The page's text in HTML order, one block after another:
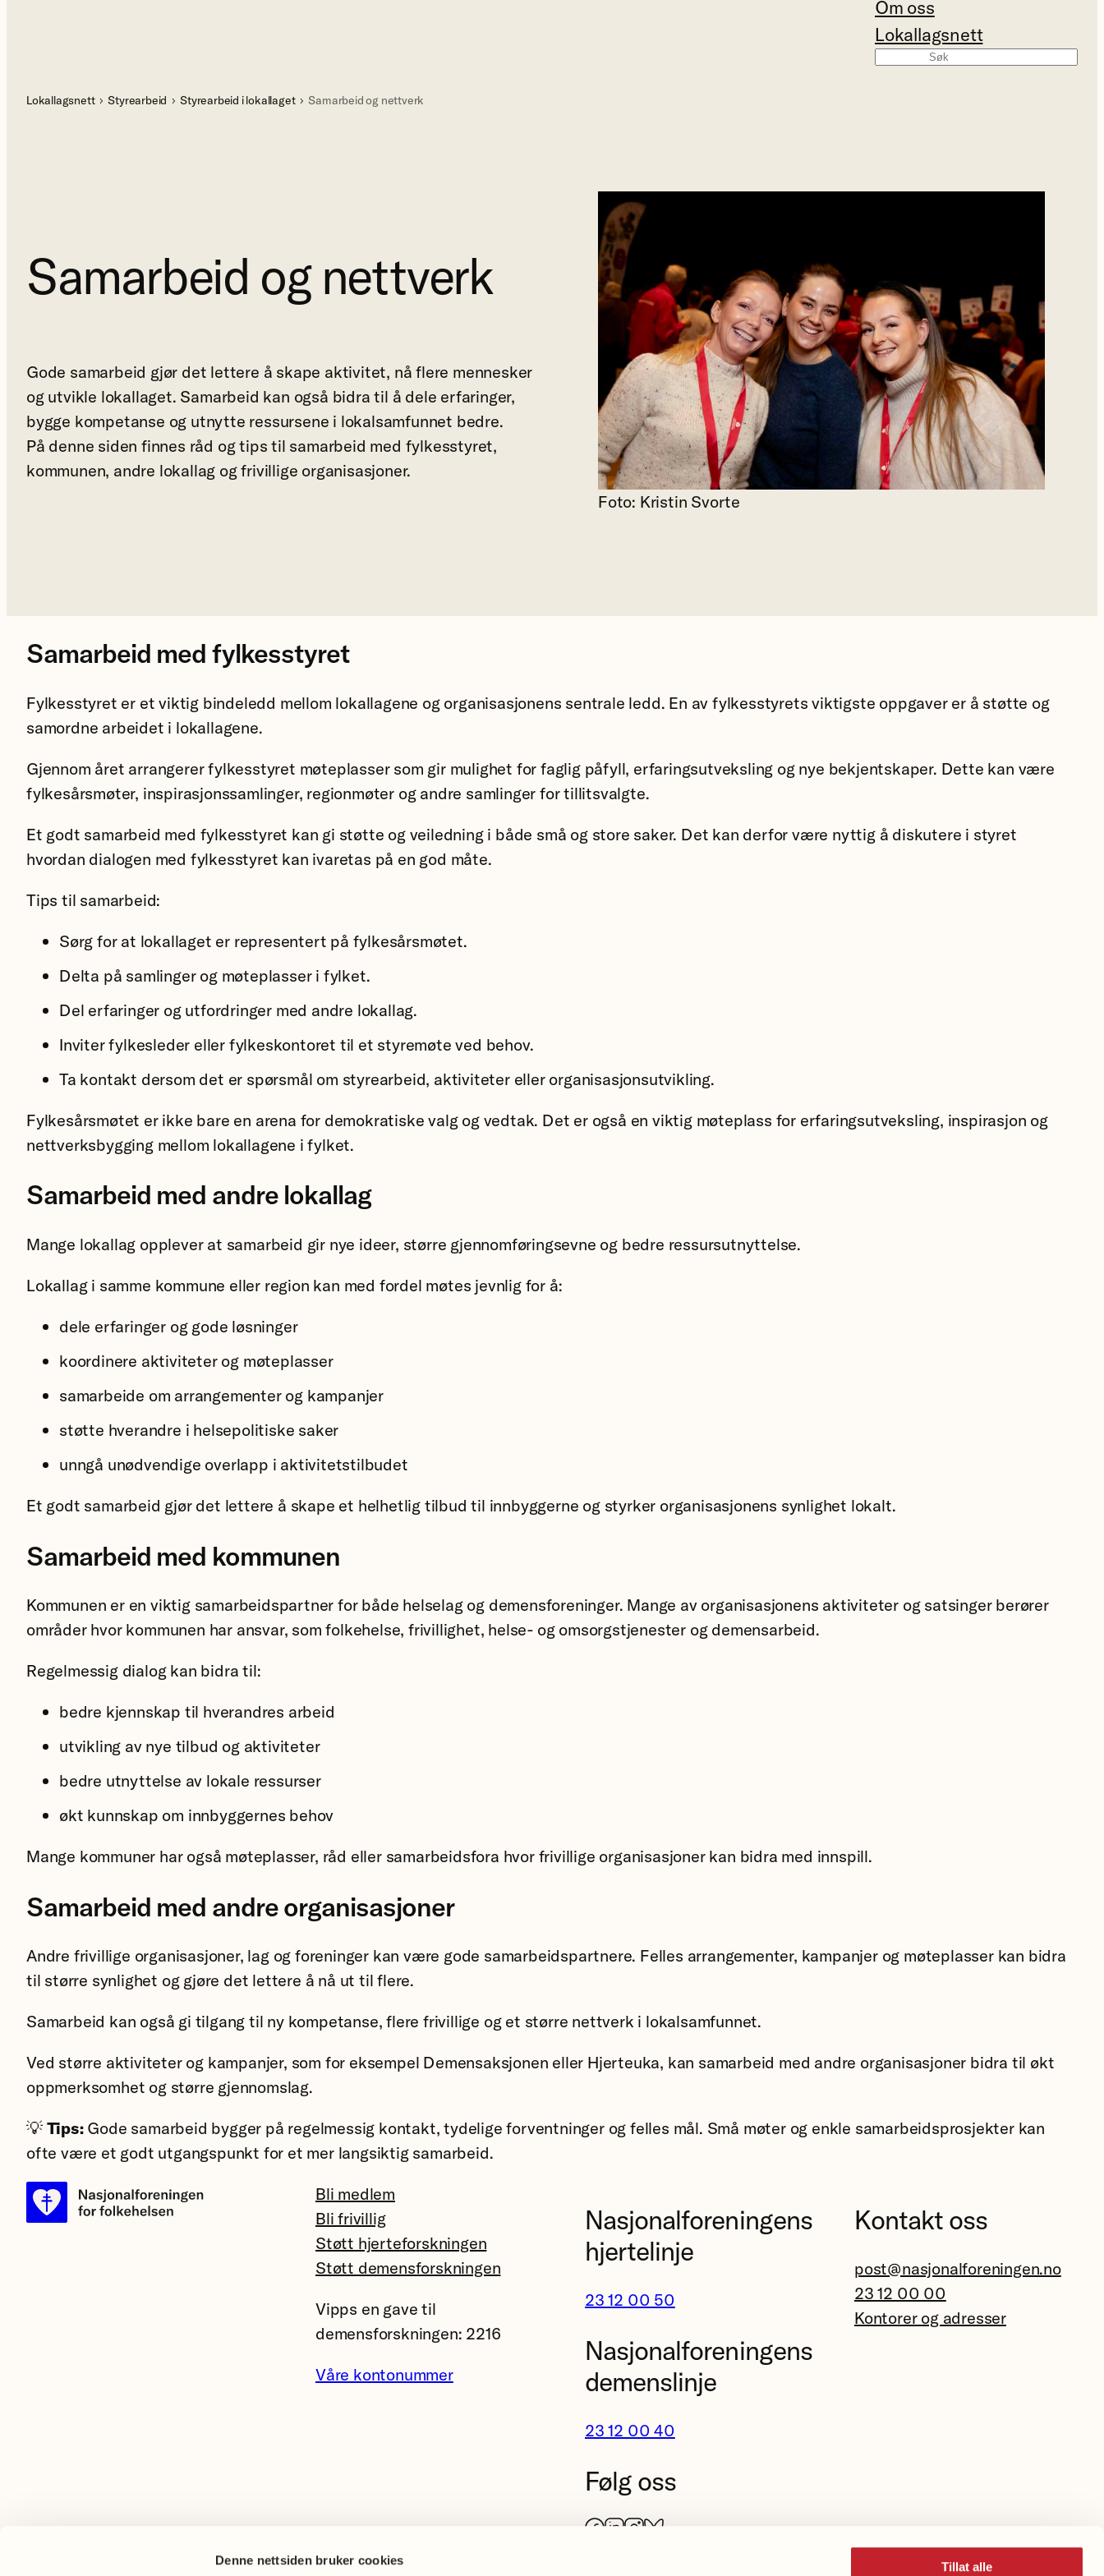
Denne nettsiden bruker cookies Tillat alle
Om oss
Lokallagsnett
Lokallagsnett Styrearbeid Styrearbeid i lokallaget Samarbeid og nettverk
Samarbeid og nettverk
Gode samarbeid gjør det lettere å skape aktivitet, nå flere mennesker
og utvikle lokallaget. Samarbeid kan også bidra til å dele erfaringer,
bygge kompetanse og utnytte ressursene i lokalsamfunnet bedre.
På denne siden finnes råd og tips til samarbeid med fylkesstyret,
kommunen, andre lokallag og frivillige organisasjoner.
Foto: Kristin Svorte
Samarbeid med fylkesstyret
Fylkesstyret er et viktig bindeledd mellom lokallagene og organisasjonens sentrale ledd. En av fylkesstyrets viktigste oppgaver er å støtte og
samordne arbeidet i lokallagene.
Gjennom året arrangerer fylkesstyret møteplasser som gir mulighet for faglig påfyll, erfaringsutveksling og nye bekjentskaper. Dette kan være
fylkesårsmøter, inspirasjonssamlinger, regionmøter og andre samlinger for tillitsvalgte.
Et godt samarbeid med fylkesstyret kan gi støtte og veiledning i både små og store saker. Det kan derfor være nyttig å diskutere i styret
hvordan dialogen med fylkesstyret kan ivaretas på en god måte.
Tips til samarbeid:
Sørg for at lokallaget er representert på fylkesårsmøtet.
Delta på samlinger og møteplasser i fylket.
Del erfaringer og utfordringer med andre lokallag.
Inviter fylkesleder eller fylkeskontoret til et styremøte ved behov.
Ta kontakt dersom det er spørsmål om styrearbeid, aktiviteter eller organisasjonsutvikling.
Fylkesårsmøtet er ikke bare en arena for demokratiske valg og vedtak. Det er også en viktig møteplass for erfaringsutveksling, inspirasjon og
nettverksbygging mellom lokallagene i fylket.
Samarbeid med andre lokallag
Mange lokallag opplever at samarbeid gir nye ideer, større gjennomføringsevne og bedre ressursutnyttelse.
Lokallag i samme kommune eller region kan med fordel møtes jevnlig for å:
dele erfaringer og gode løsninger
koordinere aktiviteter og møteplasser
samarbeide om arrangementer og kampanjer
støtte hverandre i helsepolitiske saker
unngå unødvendige overlapp i aktivitetstilbudet
Et godt samarbeid gjør det lettere å skape et helhetlig tilbud til innbyggerne og styrker organisasjonens synlighet lokalt.
Samarbeid med kommunen
Kommunen er en viktig samarbeidspartner for både helselag og demensforeninger. Mange av organisasjonens aktiviteter og satsinger berører
områder hvor kommunen har ansvar, som folkehelse, frivillighet, helse- og omsorgstjenester og demensarbeid.
Regelmessig dialog kan bidra til:
bedre kjennskap til hverandres arbeid
utvikling av nye tilbud og aktiviteter
bedre utnyttelse av lokale ressurser
økt kunnskap om innbyggernes behov
Mange kommuner har også møteplasser, råd eller samarbeidsfora hvor frivillige organisasjoner kan bidra med innspill.
Samarbeid med andre organisasjoner
Andre frivillige organisasjoner, lag og foreninger kan være gode samarbeidspartnere. Felles arrangementer, kampanjer og møteplasser kan bidra
til større synlighet og gjøre det lettere å nå ut til flere.
Samarbeid kan også gi tilgang til ny kompetanse, flere frivillige og et større nettverk i lokalsamfunnet.
Ved større aktiviteter og kampanjer, som for eksempel Demensaksjonen eller Hjerteuka, kan samarbeid med andre organisasjoner bidra til økt
oppmerksomhet og større gjennomslag.
💡 Tips:Gode samarbeid bygger på regelmessig kontakt, tydelige forventninger og felles mål. Små møter og enkle samarbeidsprosjekter kan
ofte være et godt utgangspunkt for et mer langsiktig samarbeid.
Bli medlem
Bli frivillig
Støtt hjerteforskningen
Støtt demensforskningen
Vipps en gave til
demensforskningen: 2216
Våre kontonummer
Nasjonalforeningens
hjertelinje
23 12 00 50
Nasjonalforeningens
demenslinje
23 12 00 40
Følg oss
Facebook
LinkedIn
Instagram
Bluesky
Kontakt oss
post@nasjonalforeningen.no
23 12 00 00
Kontorer og adresser